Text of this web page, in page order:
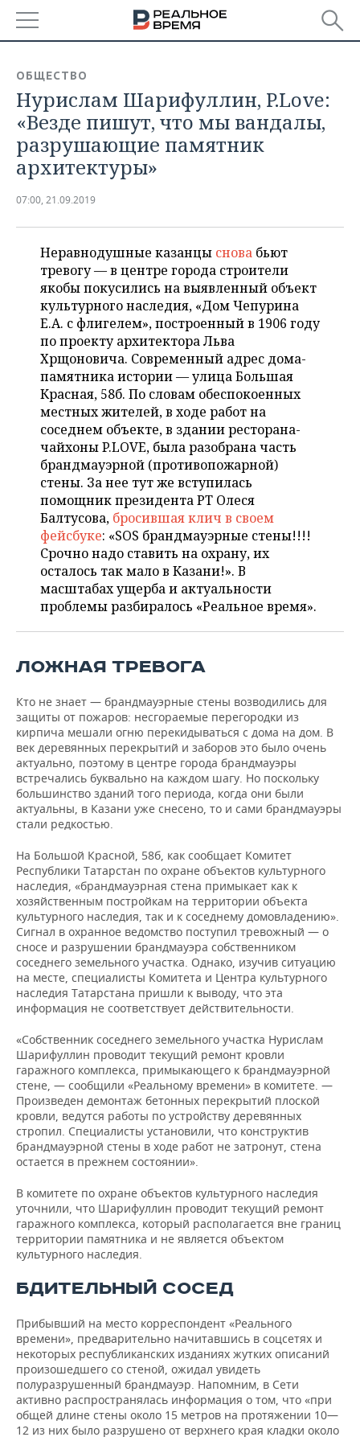
БАШКОРТОСТАН
ТАТАРСТАН
УДМУРТИЯ
НОВОСТИ
АНАЛИТИКА
НОВОСТИ АНАЛИТИКИ
ДЕКЛАРАЦИИ О ДОХОДАХ
ВУЗЫ ТАТАРСТАНА
КОМУ ПРИНАДЛЕЖАТ
ТОРГОВЫЕ ЦЕНТРЫ
ТАТАРСТАНА
ЭКОНОМИКА
НОВОСТИ ЭКОНОМИКИ
БАНКИ
БЮДЖЕТ
ИНВЕСТИЦИИ
ПРОМЫШЛЕННОСТЬ
ПРОМЫШЛЕННОСТИ
АГРОПРОМ
МАШИНОСТРОЕНИЕ
НЕФТЕХИМИЯ
НЕФТЬ
ОПК
ЭНЕРГЕТИКА
НОВОСТИ НЕДВИЖИМОСТИ
АВТО
НОВОСТИ АВТО
БИЗНЕС
НОВОСТИ БИЗНЕСА
РОЗНИЧНАЯ ТОРГОВЛЯ
ТРАНСПОРТ
УСЛУГИ
ТЕХНОЛОГИИ
НОВОСТИ ТЕХНОЛОГИЙ
МЕДИА
ТЕЛЕКОММУНИКАЦИИ
МЕРОПРИЯТИЯ
НОВОСТИ МЕРОПРИЯТИЙ
ВЫЕЗДНАЯ РЕДАКЦИЯ
БИЗНЕС-БРАНЧИ
ONLINE-КОНФЕРЕНЦИИ
ОТКРЫТАЯ ЛЕКЦИЯ
СПОРТ
НОВОСТИ СПОРТА
ФУТБОЛ
ХОККЕЙ
БАСКЕТБОЛ
ВОЛЕЙБОЛ
ВОДНЫЕ ВИДЫ СПОРТА
ХОККЕЙ С МЯЧОМ
ОБЩЕСТВО
НОВОСТИ ОБЩЕСТВА
ВЛАСТЬ
ИНФРАСТРУКТУРА
ИСТОРИЯ
ОБРАЗОВАНИЕ
ПРОИСШЕСТВИЯ
ФОТОГАЛЕРЕЯ
СЮЖЕТЫ
СПРАВОЧНИК
СПИСОК ПЕРСОН
ПОЛНАЯ ВЕРСИЯ
ОБЩЕСТВО
Нурислам Шарифуллин, P.Love:
«Везде пишут, что мы вандалы,
разрушающие памятник
архитектуры»
07:00, 21.09.2019
Неравнодушные казанцы снова бьют
тревогу — в центре города строители
якобы покусились на выявленный объект
культурного наследия, «Дом Чепурина
Е.А. с флигелем», построенный в 1906 году
по проекту архитектора Льва
Хрщоновича. Современный адрес дома-
памятника истории — улица Большая
Красная, 58б. По словам обеспокоенных
местных жителей, в ходе работ на
соседнем объекте, в здании ресторана-
чайхоны P.LOVE, была разобрана часть
брандмауэрной (противопожарной)
стены. За нее тут же вступилась
помощник президента РТ Олеся
Балтусова, бросившая клич в своем
фейсбуке: «SOS брандмауэрные стены!!!!
Срочно надо ставить на охрану, их
осталось так мало в Казани!». В
масштабах ущерба и актуальности
проблемы разбиралось «Реальное время».
ЛОЖНАЯ ТРЕВОГА
Кто не знает — брандмауэрные стены возводились для
защиты от пожаров: несгораемые перегородки из
кирпича мешали огню перекидываться с дома на дом. В
век деревянных перекрытий и заборов это было очень
актуально, поэтому в центре города брандмауэры
встречались буквально на каждом шагу. Но поскольку
большинство зданий того периода, когда они были
актуальны, в Казани уже снесено, то и сами брандмауэры
стали редкостью.
На Большой Красной, 58б, как сообщает Комитет
Республики Татарстан по охране объектов культурного
наследия, «брандмауэрная стена примыкает как к
хозяйственным постройкам на территории объекта
культурного наследия, так и к соседнему домовладению».
Сигнал в охранное ведомство поступил тревожный — о
сносе и разрушении брандмауэра собственником
соседнего земельного участка. Однако, изучив ситуацию
на месте, специалисты Комитета и Центра культурного
наследия Татарстана пришли к выводу, что эта
информация не соответствует действительности.
«Собственник соседнего земельного участка Нурислам
Шарифуллин проводит текущий ремонт кровли
гаражного комплекса, примыкающего к брандмауэрной
стене, — сообщили «Реальному времени» в комитете. —
Произведен демонтаж бетонных перекрытий плоской
кровли, ведутся работы по устройству деревянных
стропил. Специалисты установили, что конструктив
брандмауэрной стены в ходе работ не затронут, стена
остается в прежнем состоянии».
В комитете по охране объектов культурного наследия
уточнили, что Шарифуллин проводит текущий ремонт
гаражного комплекса, который располагается вне границ
территории памятника и не является объектом
культурного наследия.
БДИТЕЛЬНЫЙ СОСЕД
Прибывший на место корреспондент «Реального
времени», предварительно начитавшись в соцсетях и
некоторых республиканских изданиях жутких описаний
произошедшего со стеной, ожидал увидеть
полуразрушенный брандмауэр. Напомним, в Сети
активно распространялась информация о том, что «при
общей длине стены около 15 метров на протяжении 10—
12 из них было разрушено от верхнего края кладки около